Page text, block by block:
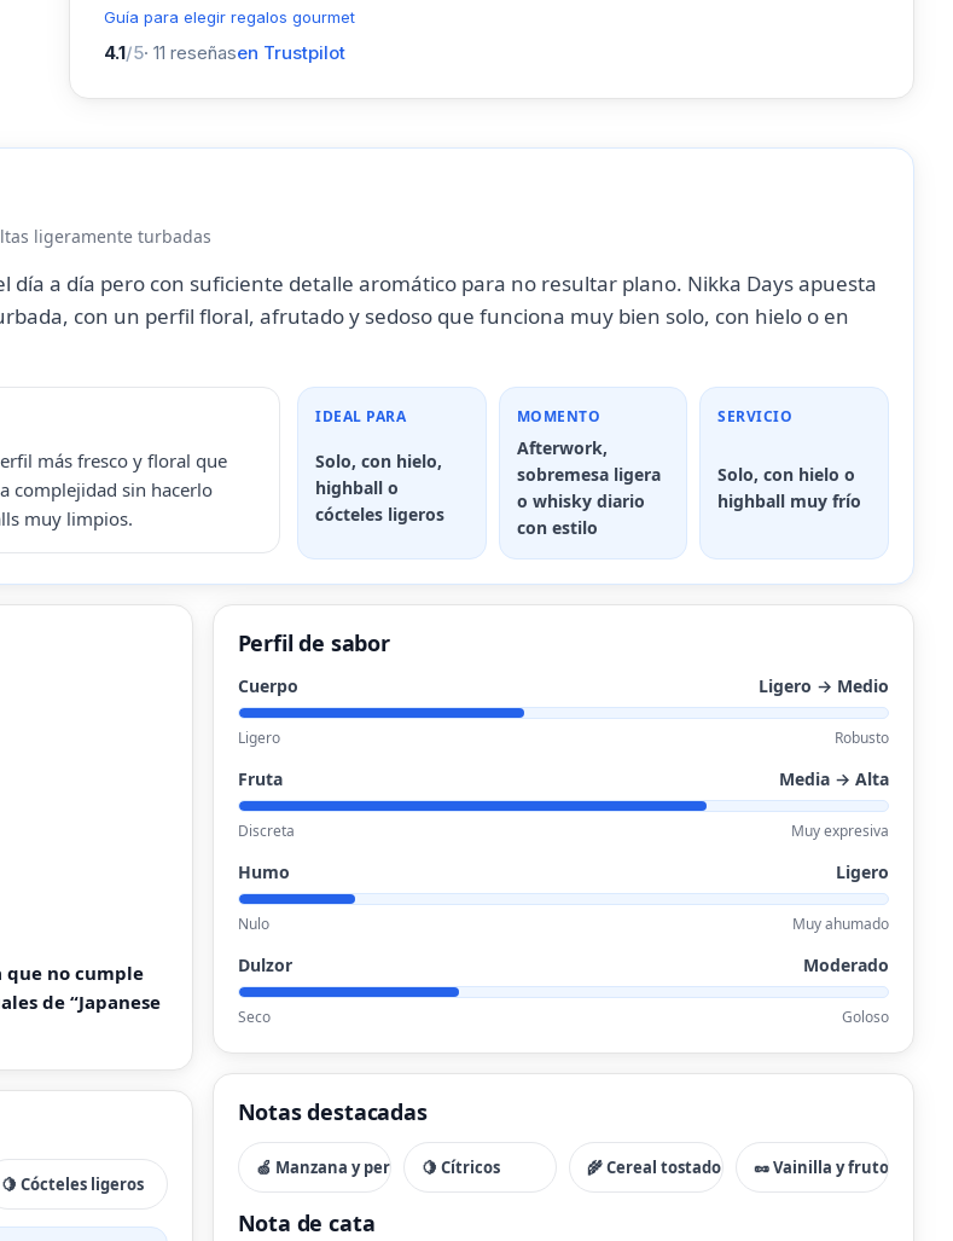
Guía para elegir regalos gourmet
4.1/5· 11 reseñasen Trustpilot
ligeramente turbadas
a día pero con suficiente detalle aromático para no resultar plano. Nikka Days apuesta
con un perfil floral, afrutado y sedoso que funciona muy bien solo, con hielo o en
más fresco y floral que
complejidad sin hacerlo
muy limpios.
IDEAL PARA
Solo, con hielo,
highball o
cócteles ligeros
MOMENTO
Afterwork,
sobremesa ligera
o whisky diario
con estilo
SERVICIO
Solo, con hielo o
highball muy frío
que no cumple
de “Japanese
🍋 Cócteles ligeros
Perfil de sabor
Cuerpo Ligero → Medio
Ligero Robusto
Fruta Media → Alta
Discreta Muy expresiva
Humo Ligero
Nulo Muy ahumado
Dulzor Moderado
Seco Goloso
Notas destacadas
🍏 Manzana y pera 🍋 Cítricos 🌾 Cereal tostado 🥜 Vainilla y frutos secos
Nota de cata